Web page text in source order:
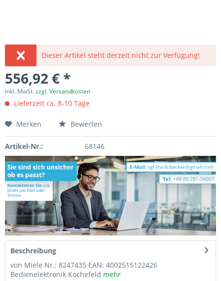
Dieser Artikel steht derzeit nicht zur Verfügung!
556,92 € *
inkl. MwSt.zzgl. Versandkosten
Lieferzeit ca. 8-10 Tage
Merken Bewerten
Artikel-Nr.: 68146
Beschreibung
von Miele Nr.: 8247435 EAN: 4002515122426
Bedienelektronik Kochefeld mehr